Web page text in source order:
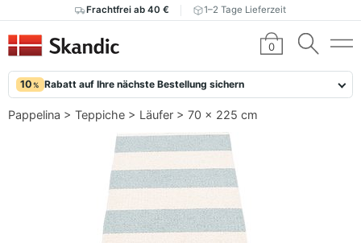
Frachtfrei ab 40 € 1–2 Tage Lieferzeit
0
10 % Rabatt auf Ihre nächste Bestellung sichern
Pappelina > Teppiche > Läufer > 70 x 225 cm